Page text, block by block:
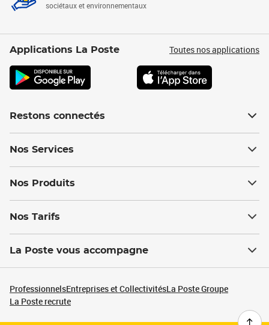
sociétaux et environnementaux
Applications La Poste Toutes nos applications
Restons connectés
Nos Services
Nos Produits
Nos Tarifs
La Poste vous accompagne
ProfessionnelsEntreprises et CollectivitésLa Poste Groupe
La Poste recrute